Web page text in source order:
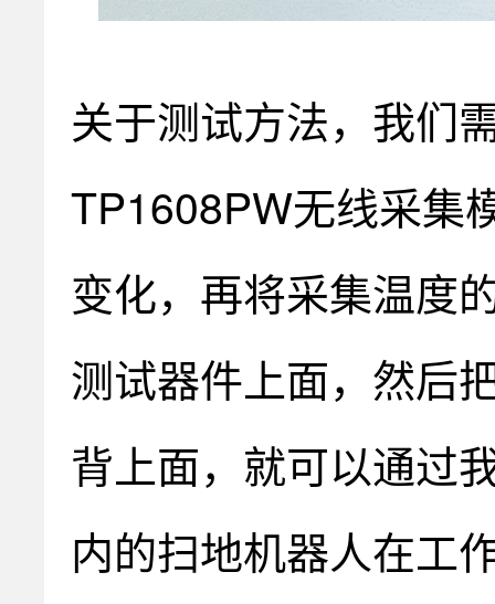
关于测试方法，我们
TP1608PW无线采集
变化，再将采集温度
测试器件上面，然后
背上面，就可以通过
内的扫地机器人在工